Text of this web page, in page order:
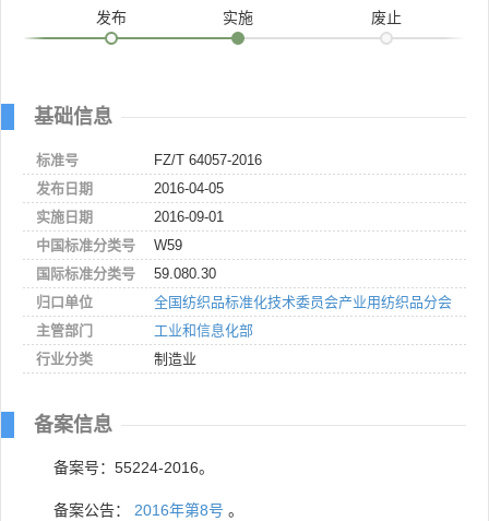
发布 实施 废止
基础信息
标准号
FZ/T 64057-2016
发布日期
2016-04-05
实施日期
2016-09-01
中国标准分类号
W59
国际标准分类号
59.080.30
归口单位
全国纺织品标准化技术委员会产业用纺织品分会
主管部门
工业和信息化部
行业分类
制造业
备案信息
备案号：55224-2016。
备案公告： 2016年第8号 。